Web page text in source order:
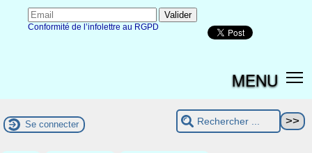
Conformité de l’infolettre au RGPD
MENU
Se connecter